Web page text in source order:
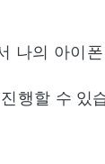
나의 아이
행할 수 있